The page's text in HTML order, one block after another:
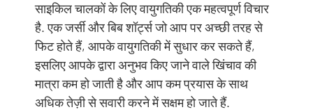
साइकिल चालकों के लिए वायुगतिकी एक महत्वपूर्ण विचार
है. एक जर्सी और बिब शॉर्ट्स जो आप पर अच्छी तरह से
फिट होते हैं, आपके वायुगतिकी में सुधार कर सकते हैं,
इसलिए आपके द्वारा अनुभव किए जाने वाले खिंचाव की
मात्रा कम हो जाती है और आप कम प्रयास के साथ
अधिक तेज़ी से सवारी करने में सक्षम हो जाते हैं.